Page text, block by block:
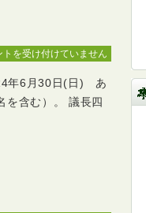
トを受け付けていません
年6月30日(日) あ
含む）。 議長四